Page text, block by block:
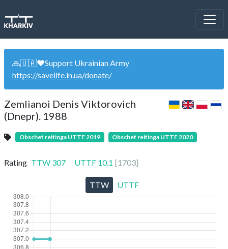
🙏🇺🇦❤️Support Ukrainian Army
https://savelife.in.ua/donate/
Zemlianoi Denis Viktorovich
(Dnepr). 1988
Obschet reitinga UTTF 2019 Obschet reitinga UTTF 2020
Rating TTW 307 UTTF 10.1 [1703]
TTW UTTF